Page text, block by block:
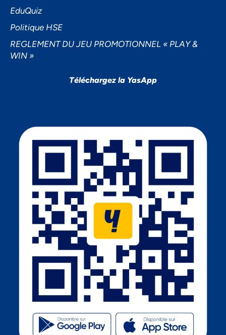
EduQuiz
Politique HSE
REGLEMENT DU JEU PROMOTIONNEL « PLAY &
WIN »
Téléchargez la YasApp